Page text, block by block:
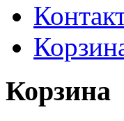
Корзина